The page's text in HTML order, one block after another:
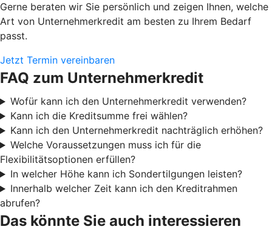
Gerne beraten wir Sie persönlich und zeigen Ihnen, welche
Art von Unternehmerkredit am besten zu Ihrem Bedarf
passt.
Jetzt Termin vereinbaren
FAQ zum Unternehmerkredit
Wofür kann ich den Unternehmerkredit verwenden?
Kann ich die Kreditsumme frei wählen?
Kann ich den Unternehmerkredit nachträglich erhöhen?
Welche Voraussetzungen muss ich für die
Flexibilitätsoptionen erfüllen?
In welcher Höhe kann ich Sondertilgungen leisten?
Innerhalb welcher Zeit kann ich den Kreditrahmen
abrufen?
Das könnte Sie auch interessieren